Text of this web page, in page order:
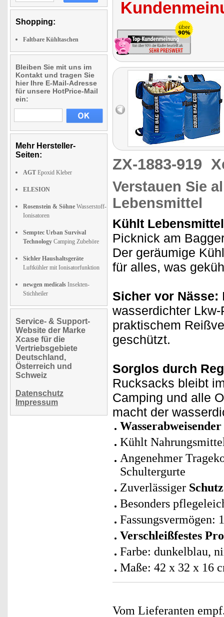
Shopping:
Faltbare Kühltaschen
Bleiben Sie mit uns im
Kontakt und tragen Sie
hier Ihre E-Mail-Adresse
für unsere HotPrice-Mail
ein:
Mehr Hersteller-
Seiten:
AGT Epoxid Kleber
ELESION
Rosenstein & Söhne Wasserstoff-
Ionisatoren
Semptec Urban Survival
Technology Camping Zubehöre
Sichler Haushaltsgeräte
Luftkühler mit Ionisatorfunktion
newgen medicals Insekten-
Stichheiler
Service- & Support-
Website der Marke
Xcase für die
Vertriebsgebiete
Deutschland,
Österreich und
Schweiz
Datenschutz
Impressum
ZX-1883-919
Verstauen Sie
Lebensmittel
Kühlt
Picknick am
Der geräumige
für alles, was
Sicher vor Nässe:
wasserdichter
praktischem
geschützt.
Sorglos durch
Rucksacks bleibt
Camping und alle
macht der
Kühlt
Angenehmer
Schultergurte
Zuverlässiger
Besonders
Fassungsvermögen:
Verschleißfestes
Farbe: dunkelblau,
Maße: 42 x 32 x 16
Vom Lieferanten